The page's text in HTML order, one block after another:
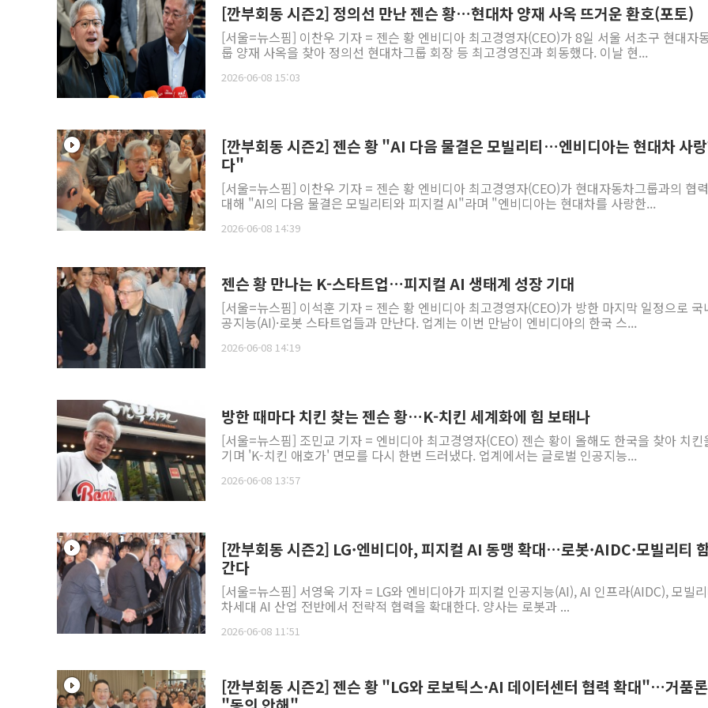
[깐부회동 시즌2] 정의선 만난 젠슨 황…현대차 양재 사옥 뜨거운 환호(포토)
[서울=뉴스핌] 이찬우 기자 = 젠슨 황 엔비디아 최고경영자(CEO)가 8일 서울 서초구 현대자
룹 양재 사옥을 찾아 정의선 현대차그룹 회장 등 최고경영진과 회동했다. 이날 현...
2026-06-08 15:03
[깐부회동 시즌2] 젠슨 황 "AI 다음 물결은 모빌리티…엔비디아는 현대차 사
다"
[서울=뉴스핌] 이찬우 기자 = 젠슨 황 엔비디아 최고경영자(CEO)가 현대자동차그룹과의 협
대해 "AI의 다음 물결은 모빌리티와 피지컬 AI"라며 "엔비디아는 현대차를 사랑한...
2026-06-08 14:39
젠슨 황 만나는 K-스타트업…피지컬 AI 생태계 성장 기대
[서울=뉴스핌] 이석훈 기자 = 젠슨 황 엔비디아 최고경영자(CEO)가 방한 마지막 일정으로 국
공지능(AI)·로봇 스타트업들과 만난다. 업계는 이번 만남이 엔비디아의 한국 스...
2026-06-08 14:19
방한 때마다 치킨 찾는 젠슨 황…K-치킨 세계화에 힘 보태나
[서울=뉴스핌] 조민교 기자 = 엔비디아 최고경영자(CEO) 젠슨 황이 올해도 한국을 찾아 치킨
기며 'K-치킨 애호가' 면모를 다시 한번 드러냈다. 업계에서는 글로벌 인공지능...
2026-06-08 13:57
[깐부회동 시즌2] LG·엔비디아, 피지컬 AI 동맹 확대…로봇·AIDC·모빌리티
간다
[서울=뉴스핌] 서영욱 기자 = LG와 엔비디아가 피지컬 인공지능(AI), AI 인프라(AIDC), 모빌
차세대 AI 산업 전반에서 전략적 협력을 확대한다. 양사는 로봇과 ...
2026-06-08 11:51
[깐부회동 시즌2] 젠슨 황 "LG와 로보틱스·AI 데이터센터 협력 확대"…거품